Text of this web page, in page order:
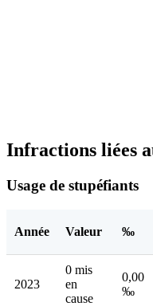
Infractions liées
Usage de stupéfiants
Année Valeur ‰
2023
0 mis
en
cause
0,00
‰